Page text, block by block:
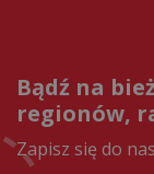
Bądź na
regionów,
Zapisz się do